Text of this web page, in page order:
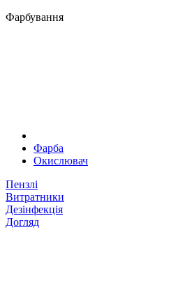
Фарбування
Фарба
Окислювач
Пензлі
Витратники
Дезінфекція
Догляд